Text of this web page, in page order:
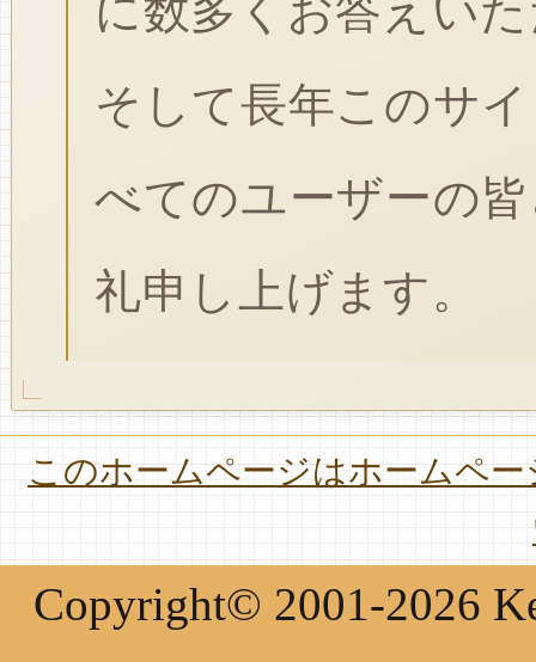
に数多くお答えい
そして長年このサ
べてのユーザーの
礼申し上げます。
このホームページはホームペ
Copyright© 2001-2026